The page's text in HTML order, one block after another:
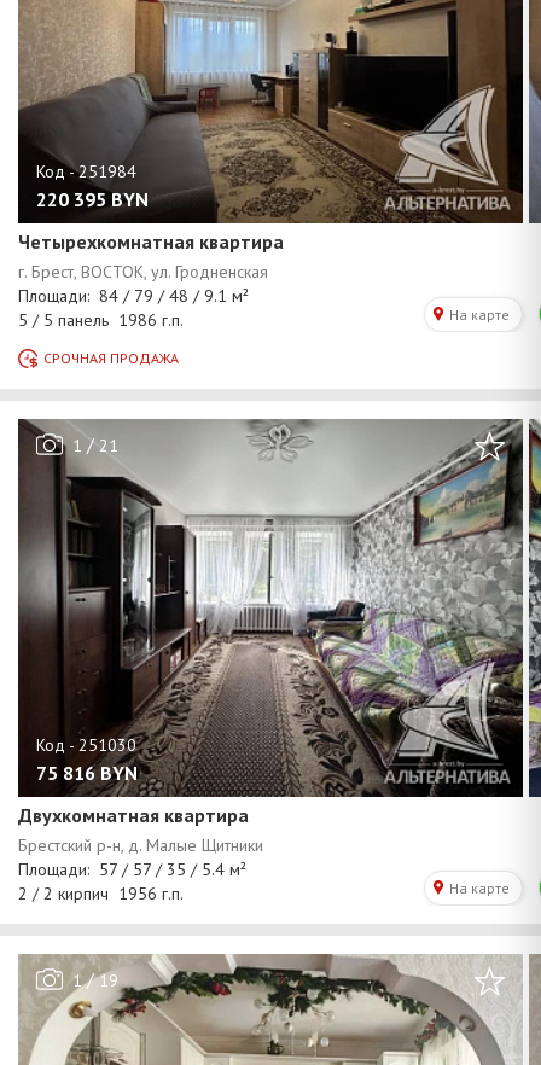
220 395 BYN
Четырехкомнатная квартира
1 /21
75 816 BYN
Двухкомнатная квартира
1/19